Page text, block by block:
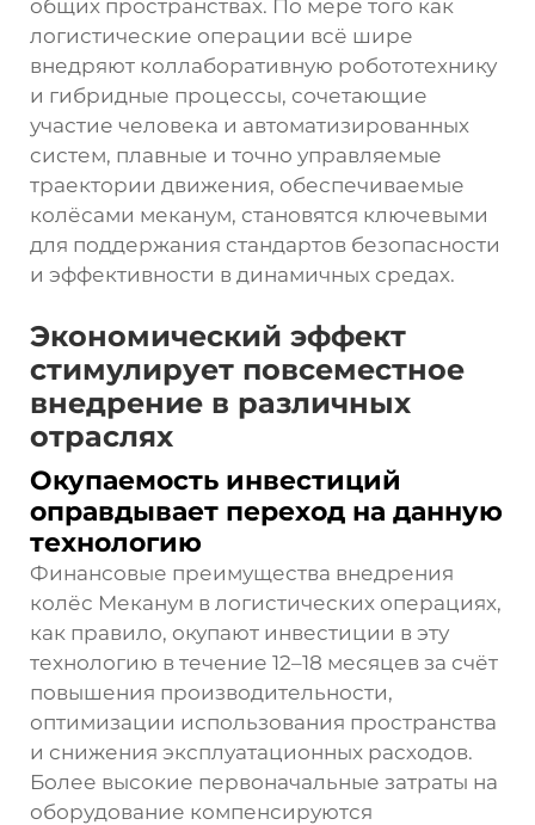
общих пространствах. По мере того как
логистические операции всё шире
внедряют коллаборативную робототехнику
и гибридные процессы, сочетающие
участие человека и автоматизированных
систем, плавные и точно управляемые
траектории движения, обеспечиваемые
колёсами меканум, становятся ключевыми
для поддержания стандартов безопасности
и эффективности в динамичных средах.
Экономический эффект
стимулирует повсеместное
внедрение в различных
отраслях
Окупаемость инвестиций
оправдывает переход на данную
технологию
Финансовые преимущества внедрения
колёс Меканум в логистических операциях,
как правило, окупают инвестиции в эту
технологию в течение 12–18 месяцев за счёт
повышения производительности,
оптимизации использования пространства
и снижения эксплуатационных расходов.
Более высокие первоначальные затраты на
оборудование компенсируются